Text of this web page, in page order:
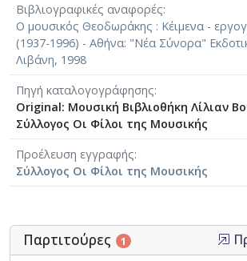
Βιβλιογραφικές αναφορές
Ο μουσικός Θεοδωράκης : Κέιμενα -
(1937-1996) - Αθήνα: "Νέα Σύνορα"
Λιβάνη, 1998
Πηγή καταλογογράφησης
Original: Μουσική Βιβλιοθήκη Λίλιαν
Σύλλογος Οι Φίλοι της Μουσικής
Προέλευση εγγραφής
Σύλλογος Οι Φίλοι της Μουσικής
Παρτιτούρες 1